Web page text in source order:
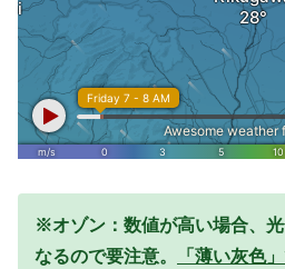
※オゾン：数値が高い場合、
なるので要注意。
「薄い灰色